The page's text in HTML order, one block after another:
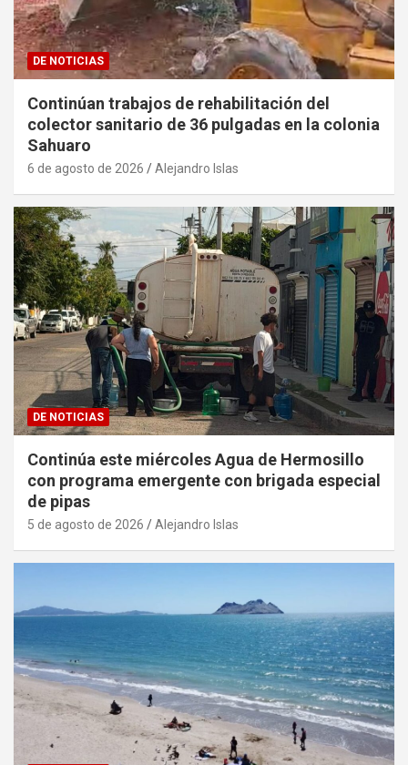
DE NOTICIAS
Continúan trabajos de rehabilitación del
colector sanitario de 36 pulgadas en la colonia
Sahuaro
6 de agosto de 2026 Alejandro Islas
DE NOTICIAS
Continúa este miércoles Agua de Hermosillo
con programa emergente con brigada especial
de pipas
5 de agosto de 2026 Alejandro Islas